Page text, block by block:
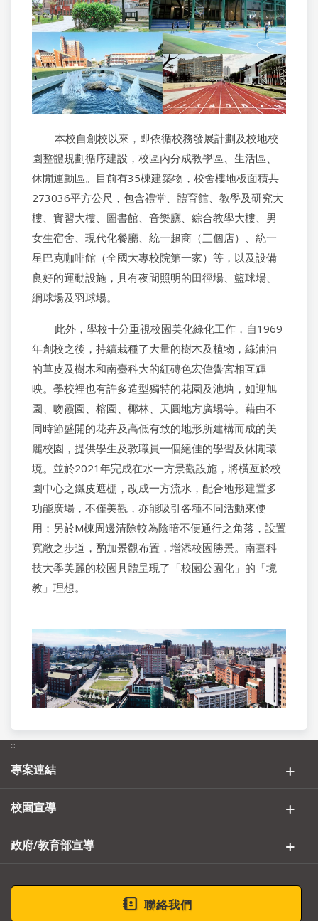
本校自創校以來，即依循校務發展計劃及校地校
園整體規劃循序建設，校區內分成教學區、生活區、
休閒運動區。目前有35棟建築物，校舍樓地板面積共
273036平方公尺，包含禮堂、體育館、教學及研究大
樓、實習大樓、圖書館、音樂廳、綜合教學大樓、男
女生宿舍、現代化餐廳、統一超商（三個店）、統一
星巴克咖啡館（全國大專校院第一家）等，以及設備
良好的運動設施，具有夜間照明的田徑場、籃球場、
網球場及羽球場。
此外，學校十分重視校園美化綠化工作，自1969
年創校之後，持續栽種了大量的樹木及植物，綠油油
的草皮及樹木和南臺科大的紅磚色宏偉黌宮相互輝
映。學校裡也有許多造型獨特的花園及池塘，如迎旭
園、吻霞園、榕園、椰林、天圓地方廣場等。藉由不
同時節盛開的花卉及高低有致的地形所建構而成的美
麗校園，提供學生及教職員一個絕佳的學習及休閒環
境。並於2021年完成在水一方景觀設施，將橫亙於校
園中心之鐵皮遮棚，改成一方流水，配合地形建置多
功能廣場，不僅美觀，亦能吸引各種不同活動來使
用；另於M棟周邊清除較為陰暗不便通行之角落，設置
寬敞之步道，酌加景觀布置，增添校園勝景。南臺科
技大學美麗的校園具體呈現了「校園公園化」的「境
教」理想。
:::
專案連結
校園宣導
政府/教育部宣導
聯絡我們